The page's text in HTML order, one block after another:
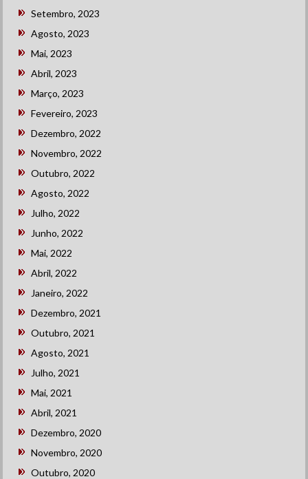
Setembro, 2023
Agosto, 2023
Mai, 2023
Abril, 2023
Março, 2023
Fevereiro, 2023
Dezembro, 2022
Novembro, 2022
Outubro, 2022
Agosto, 2022
Julho, 2022
Junho, 2022
Mai, 2022
Abril, 2022
Janeiro, 2022
Dezembro, 2021
Outubro, 2021
Agosto, 2021
Julho, 2021
Mai, 2021
Abril, 2021
Dezembro, 2020
Novembro, 2020
Outubro, 2020